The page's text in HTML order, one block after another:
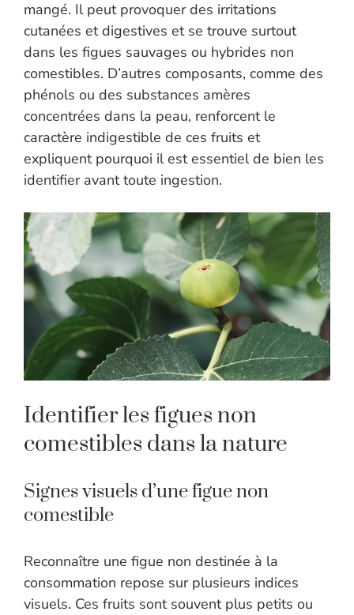
mangé. Il peut provoquer des irritations
cutanées et digestives et se trouve surtout
dans les figues sauvages ou hybrides non
comestibles. D’autres composants, comme des
phénols ou des substances amères
concentrées dans la peau, renforcent le
caractère indigestible de ces fruits et
expliquent pourquoi il est essentiel de bien les
identifier avant toute ingestion.
Identifier les figues non
comestibles dans la nature
Signes visuels d’une figue non
comestible
Reconnaître une figue non destinée à la
consommation repose sur plusieurs indices
visuels. Ces fruits sont souvent plus petits ou